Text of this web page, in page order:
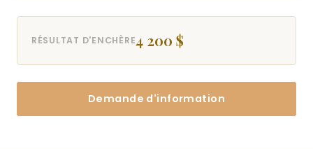
RÉSULTAT D'ENCHÈRE4 200 $
Demande d'information